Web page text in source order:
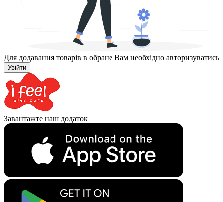
Для додавання товарів в обране Вам необхідно авторизуватись
Увійти
Завантажте наш додаток